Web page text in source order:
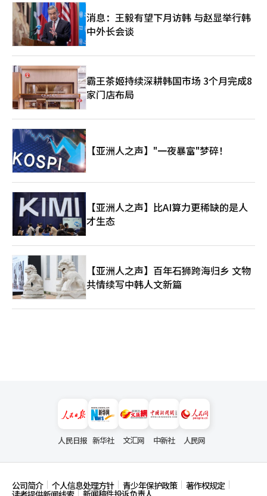
两大木能否从以Upbit为中心的交易所企业转型为区块链基础的综
合金融基础设施企业，将是未来的关键。※ 本报道经人工智能
（AI）系统翻译与编辑。
消息：王毅有望下月访韩 与赵显举行韩
中外长会谈
霸王茶姬持续深耕韩国市场 3个月完成8
家门店布局
【亚洲人之声】"一夜暴富"梦碎！
【亚洲人之声】比AI算力更稀缺的是人
才生态
【亚洲人之声】百年石狮跨海归乡 文物
共情续写中韩人文新篇
人民日报 新华社 文汇网 中新社 人民网
公司简介 个人信息处理方针 青少年保护政策 著作权规定
新闻稿件投诉负责人